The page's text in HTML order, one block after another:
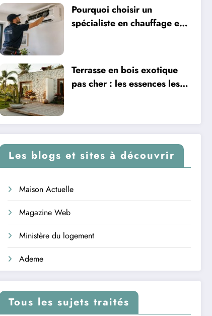
Pourquoi choisir un
spécialiste en chauffage et
Terrasse en bois exotique
pas cher : les essences les
Les blogs et sites à découvrir
Maison Actuelle
Magazine Web
Ministère du logement
Ademe
Tous les sujets traités